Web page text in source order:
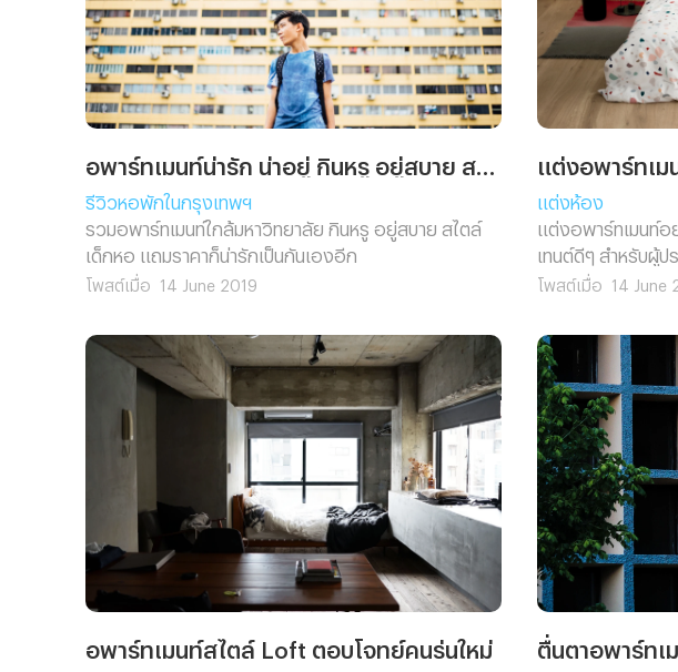
อพาร์ทเมนท์ให้เช่า
รีวิวหอพักในกรุงเทพฯ
รวมอพาร์ทเมนท์ใกล้มหาวิทยาลัย กินหรู อยู่สบาย สไตล์
เด็กหอ แถมราคาก็น่ารักเป็นกันเองอีก
โพสต์เมื่อ 14 June 2019
แต่งห้อง
แต่งอพาร์ทเมนท์อย่
เทนต์ดีๆ สำหรับผู้ป
เพิ่มแรงจูงใจแก่ผู้เ
โพสต์เมื่อ 14 June
อพาร์ทเมนท์สไตล์ Loft ตอบโจทย์คนรุ่นใหม่